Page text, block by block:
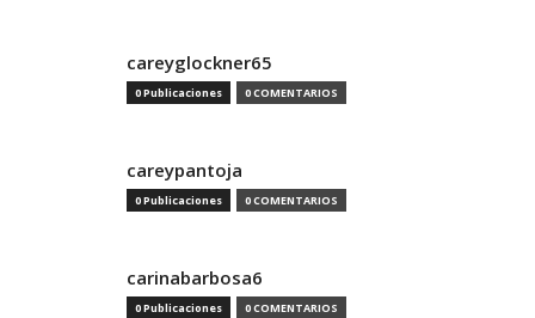
careyglockner65
0 Publicaciones 0 COMENTARIOS
careypantoja
0 Publicaciones 0 COMENTARIOS
carinabarbosa6
0 Publicaciones 0 COMENTARIOS